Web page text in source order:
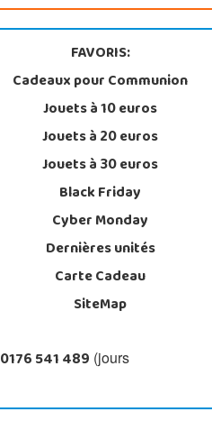
FAVORIS:
Cadeaux pour Communion
Jouets à 10 euros
Jouets à 20 euros
Jouets à 30 euros
Black Friday
Cyber Monday
Dernières unités
Carte Cadeau
SiteMap
0176 541 489 (jours